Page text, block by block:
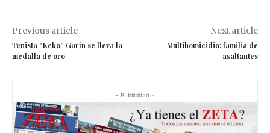
Previous article
Tenista “Keko” Garín se lleva la
medalla de oro
Next article
Multihomicidio: familia de
asaltantes
- Publicidad -